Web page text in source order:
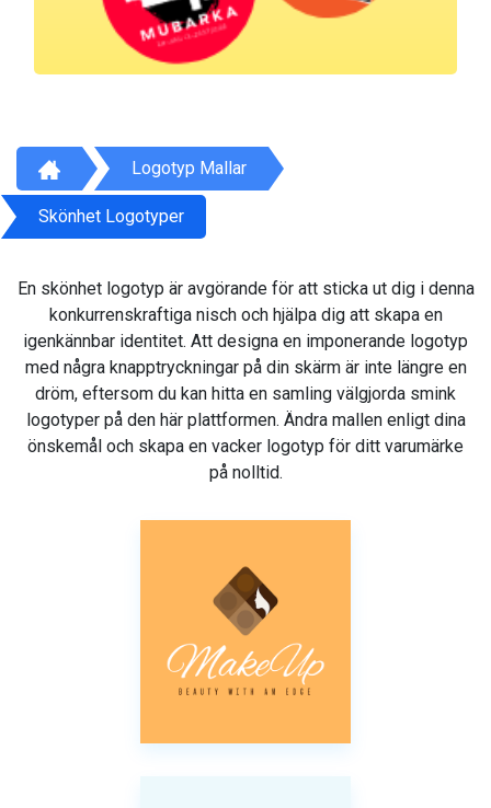
Logotyp Mallar
Skönhet Logotyper
En skönhet logotyp är avgörande för att sticka ut dig i denna
konkurrenskraftiga nisch och hjälpa dig att skapa en
igenkännbar identitet. Att designa en imponerande logotyp
med några knapptryckningar på din skärm är inte längre en
dröm, eftersom du kan hitta en samling välgjorda smink
logotyper på den här plattformen. Ändra mallen enligt dina
önskemål och skapa en vacker logotyp för ditt varumärke
på nolltid.